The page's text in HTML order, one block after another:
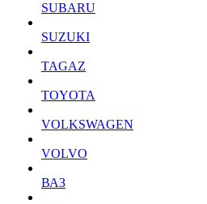
SUBARU
SUZUKI
TAGAZ
TOYOTA
VOLKSWAGEN
VOLVO
ВАЗ